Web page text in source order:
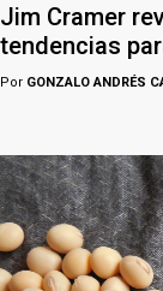
Jim Cramer
tendencias
Por GONZALO ANDRÉS